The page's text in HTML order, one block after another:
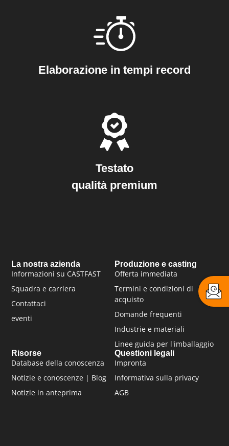
Elaborazione in tempi record
Testato
qualità premium
Produzione e casting
Offerta immediata
Termini e condizioni di
acquisto
Domande frequenti
Industrie e materiali
Linee guida per l'imballaggio
La nostra azienda
Informazioni su CASTFAST
Squadra e carriera
Contattaci
eventi
Risorse
Database della conoscenza
Notizie e conoscenze | Blog
Notizie in anteprima
Questioni legali
Impronta
Informativa sulla privacy
AGB